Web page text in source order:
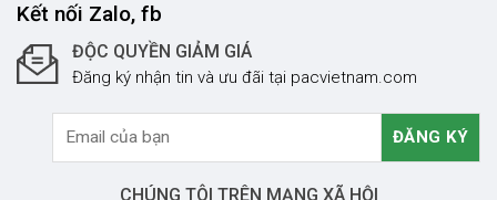
Kết nối Zalo, fb
ĐỘC QUYỀN GIẢM GIÁ
Đăng ký nhận tin và ưu đãi tại pacvietnam.com
CHÚNG TÔI TRÊN MẠNG XÃ HỘI